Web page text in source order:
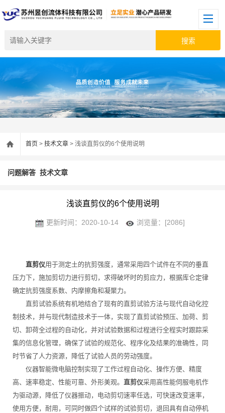
首页 > 技术文章 > 浅谈直剪仪的6个使用说明
问题解答 技术文章
浅谈直剪仪的6个使用说明
更新时间：2020-10-14 浏览量：[2086]
直剪仪用于测定土的抗剪强度，通常采用四个试件在不同的垂直
压力下，施加剪切力进行剪切，求得破坏时的剪应力，根据库仑定律
确定抗剪强度系数、内摩擦角和凝聚力。
直剪试验系统有机地结合了现有的直剪试验方法与现代自动化控
制技术，并与现代制造技术于一体，实现了直剪试验预压、加荷、剪
切、卸荷全过程的自动化，并对试验数据和过程进行全程实时跟踪采
集的信息化管理，确保了试验的规范化、程序化及结果的准确性，同
时节省了人力资源，降低了试验人员的劳动强度。
仪器智能微电脑控制实现了工作过程自动化、操作方便、精度
高、速率稳定、性能可靠、外形美观。 直剪仪采用高性能伺服电机作
为驱动源，降低了仪器振动，电动剪切速率任选，可快速改变速率，
使用方便，耐用，可同时做四个试样的试验剪切，退回具有自动停机